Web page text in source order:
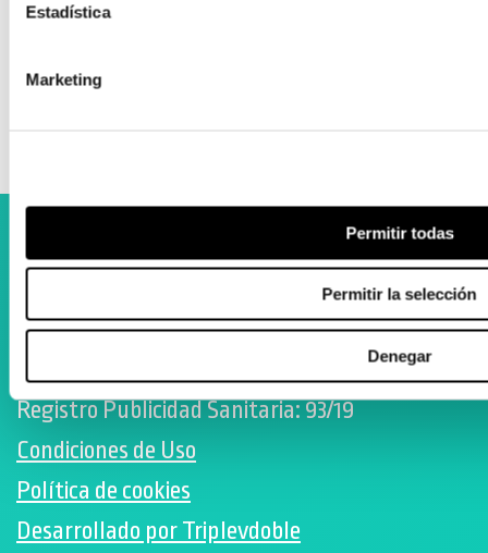
Estadística
Marketing
Permitir todas
Permitir la selección
Denegar
Zenta entidad expositora en el Congreso
Colaboramos con el Departamento Vasco de Salud
Registro Publicidad Sanitaria: 93/19
Condiciones de Uso
Política de cookies
Desarrollado por Triplevdoble